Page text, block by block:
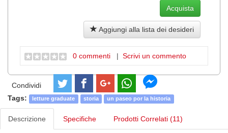
Aggiungi alla lista dei desideri
0 commenti | Scrivi un commento
Condividi
Tags:
letture graduate storia un paseo por la historia
Descrizione Specifiche Prodotti Correlati (11)